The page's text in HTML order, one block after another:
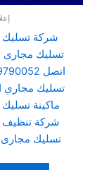
شركة
تسليك مجارى
تسليك مجاري
ماكينة
شركة تنظيف
تسليك